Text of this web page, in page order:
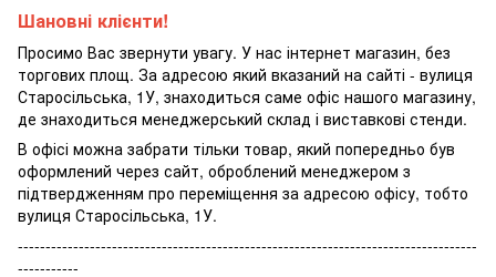
Шановні клієнти!
Просимо Вас звернути увагу. У нас інтернет магазин, без
торгових площ. За адресою який вказаний на сайті - вулиця
Старосільська, 1У, знаходиться саме офіс нашого магазину,
де знаходиться менеджерський склад і виставкові стенди.
В офісі можна забрати тільки товар, який попередньо був
оформлений через сайт, оброблений менеджером з
підтвердженням про переміщення за адресою офісу, тобто
вулиця Старосільська, 1У.
-----------------------------------------------------------------------------------
-----------